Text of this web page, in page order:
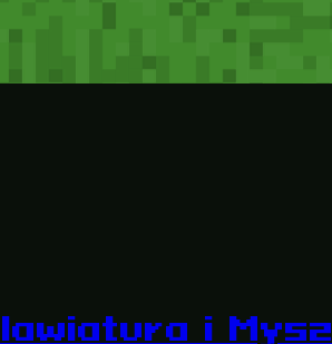
i Mysz